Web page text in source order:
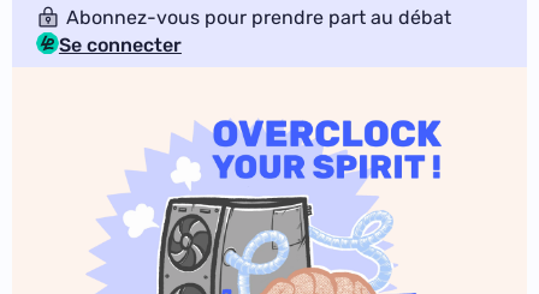
Abonnez-vous pour prendre part au débat
Se connecter